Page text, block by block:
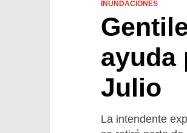
INUNDACIONES
ayuda
Julio
La intendente